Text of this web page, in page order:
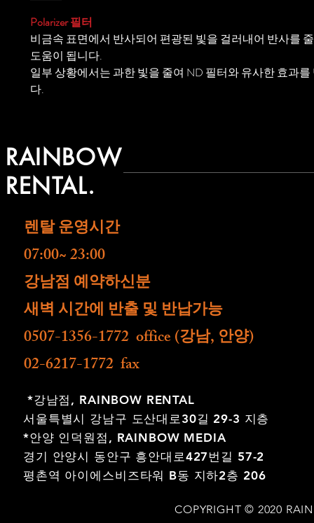
Polarizer 필터
비금속 표면에서 반사되어 편광된 빛을 걸러내어 반사를
도움이 됩니다.
일부 상황에서는 과한 빛을 줄여 ND 필터와 유사한 효과를
다.
RAINBOW
RENTAL.
렌탈 운영시간
07:00~ 23:00
​강남점 예약하신분
새벽 시간에 반출 및 반납가능
0507-1356-1772 office (강남, 안양)
02-6217-1772 fax
*강남점, RAINBOW RENTAL
서울특별시 강남구 도산대로30길 29-3 지층
*안양 인덕원점, RAINBOW MEDIA
경기 안양시 동안구 흥안대로427번길 57-2
평촌역 아이에스비즈타워 B동 지하2층 206
COPYRIGHT © 2020